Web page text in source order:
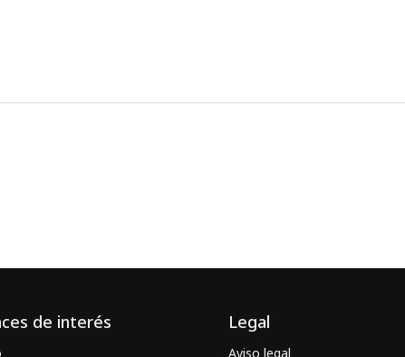
de interés Legal
Aviso legal